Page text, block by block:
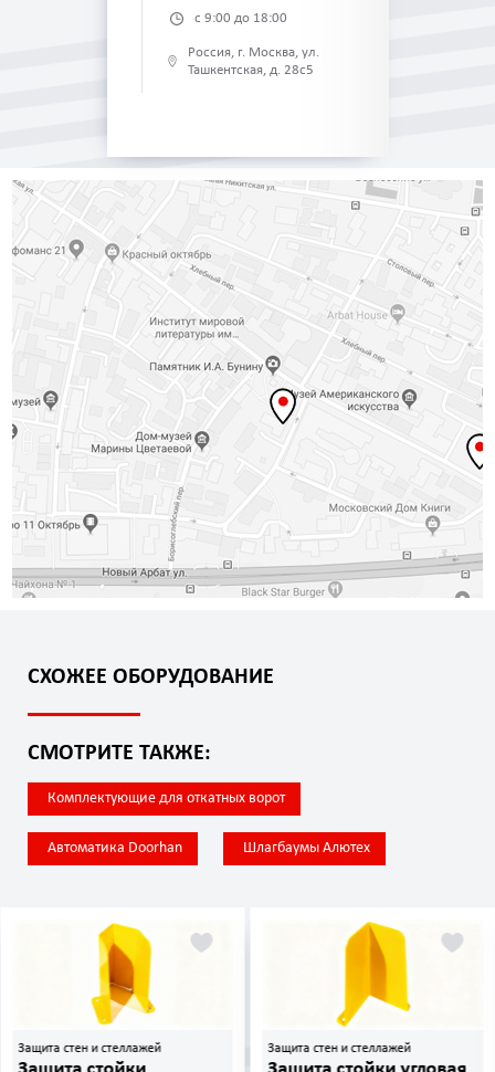
с 9:00 до 18:00
Россия, г. Москва, ул.
Ташкентская, д. 28с5
СХОЖЕЕ ОБОРУДОВАНИЕ
СМОТРИТЕ ТАКЖЕ:
Комплектующие для откатных ворот
Автоматика Doorhan Шлагбаумы Алютех
Защита стен и стеллажей Отбойники